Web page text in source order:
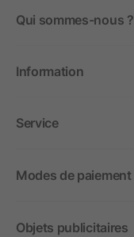
Qui sommes-nous ?
Information
Service
Modes de paiement
Objets publicitaires